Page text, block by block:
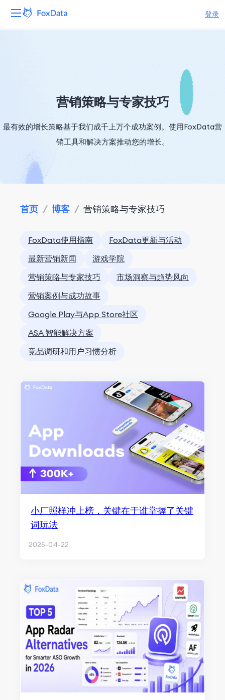
登录
公司
营销策略与专家技巧
最有效的增长策略基于我们成千上万个成功案例。使用FoxData营
销工具和解决方案推动您的增长。
首页 / 博客 / 营销策略与专家技巧
FoxData使用指南
FoxData更新与活动
最新营销新闻
游戏学院
营销策略与专家技巧
市场洞察与趋势风向
营销案例与成功故事
Google Play与App Store社区
ASA 智能解决方案
竞品调研和用户习惯分析
小厂照样冲上榜，关键在于谁掌握了关键
词玩法
2025-04-22